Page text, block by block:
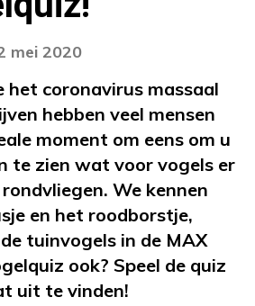
mei 2020
het coronavirus massaal
hebben veel mensen
moment om eens om u
te zien wat voor vogels er
We kennen
en het roodborstje,
tuinvogels in de MAX
ook? Speel de quiz
uit te vinden!